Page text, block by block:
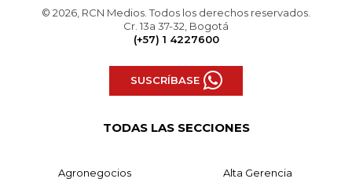
© 2026, RCN Medios. Todos los derechos reservados.
Cr. 13a 37-32, Bogotá
(+57) 1 4227600
SUSCRÍBASE
TODAS LAS SECCIONES
Agronegocios Alta Gerencia